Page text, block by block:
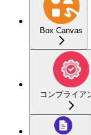
Box Canvas
コンプライア